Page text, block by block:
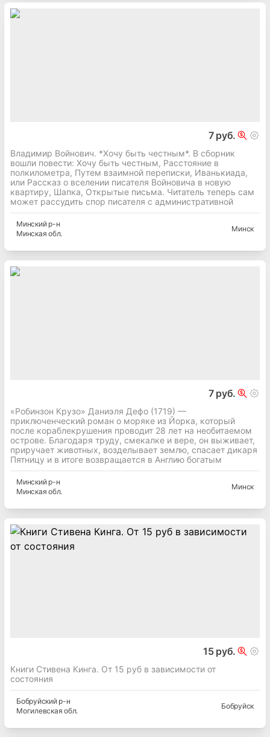
7 руб.
Владимир Войнович. *Хочу быть честным*. В сборник
вошли повести: Хочу быть честным, Расстояние в
полкилометра, Путем взаимной переписки, Иванькиада,
или Рассказ о вселении писателя Войновича в новую
квартиру, Шапка, Открытые письма. Читатель теперь сам
может рассудить спор писателя с административной
Минскийр-н
Минская обл.
Минск
7 руб.
«Робинзон Крузо» Даниэля Дефо (1719) —
приключенческий роман о моряке из Йорка, который
после кораблекрушения проводит 28 лет на необитаемом
острове. Благодаря труду, смекалке и вере, он выживает,
приручает животных, возделывает землю, спасает дикаря
Пятницу и в итоге возвращается в Англию богатым
Минскийр-н
Минская обл.
Минск
15 руб.
Книги Стивена Кинга. От 15 руб в зависимости от
состояния
Бобруйскийр-н
Могилевская обл.
Бобруйск